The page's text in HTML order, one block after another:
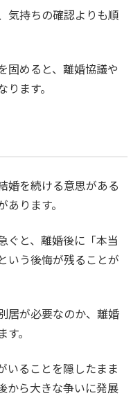
気持ちの確認よりも順
固めると、離婚協議や
ます。
婚を続ける意思がある
ります。
ぐと、離婚後に「本当
いう後悔が残ることが
居が必要なのか、離婚
。
いることを隠したまま
から大きな争いに発展